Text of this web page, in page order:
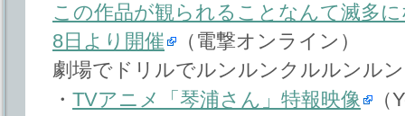
この作品が観られることなんて滅多
8日より開催
（電撃オンライン）
劇場でドリルでルンルンクルルンル
・ TVアニメ「琴浦さん」特報映像